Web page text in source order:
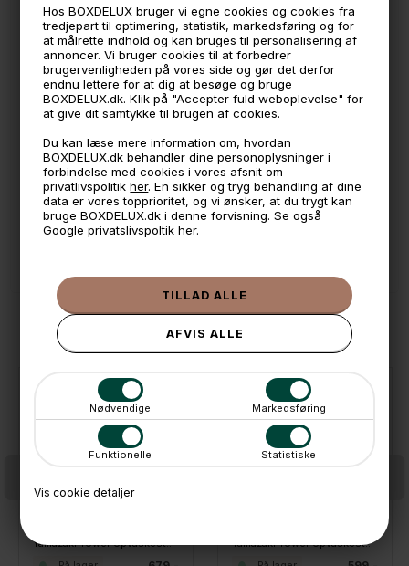
Hos BOXDELUX bruger vi egne cookies og cookies fra
tredjepart til optimering, statistik, markedsføring og for
at målrette indhold og kan bruges til personalisering af
annoncer. Vi bruger cookies til at forbedrer
brugervenligheden på vores side og gør det derfor
endnu lettere for at dig at besøge og bruge
BOXDELUX.dk. Klik på "Accepter fuld weboplevelse" for
at give dit samtykke til brugen af cookies.
Du kan læse mere information om, hvordan
BOXDELUX.dk behandler dine personoplysninger i
forbindelse med cookies i vores afsnit om
privatlivspolitikher. En sikker og tryg behandling af dine
data er vores topprioritet, og vi ønsker, at du trygt kan
bruge BOXDELUX.dk i denne forvisning. Se også
Google privatslivspoltik her.
Nødvendige Markedsføring
Funktionelle Statistiske
Vis cookie detaljer
Måler 47 cm i bredden, 20 cm i højden og 33,5 cm i
dybden.
🕚 Bestil inden 11 & vi sender samme dag på hverdage
🧺 Kan du lægge varen i kurven, er den på lager
🌟 4,9 med over 1200 anmeldelser ★★★★★
📦 Fragtfri v. køb over 999,- ellers fra 49,- med GLS
💳 Betal med
📱 Kundeservice 50446800 (9-12)
ANDRE IDÉER
Yamazaki Tower opvaskestativ - SLIM Yamazaki Tower opvaskestativ - Hvidt metal